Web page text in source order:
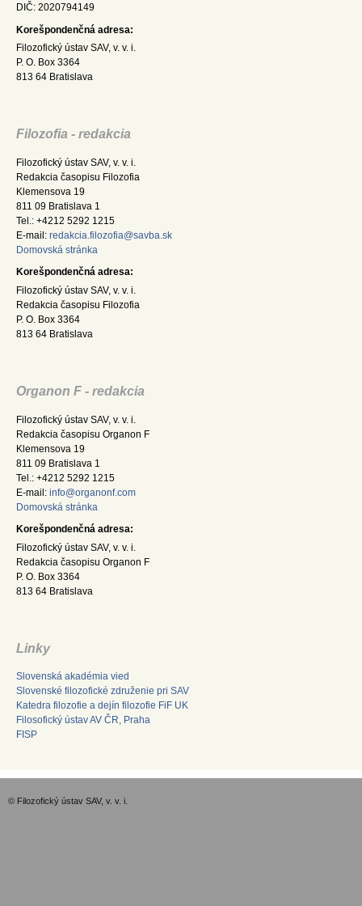
DIČ: 2020794149
Korešpondenčná adresa:
Filozofický ústav SAV, v. v. i.
P. O. Box 3364
813 64 Bratislava
Filozofia - redakcia
Filozofický ústav SAV, v. v. i.
Redakcia časopisu Filozofia
Klemensova 19
811 09 Bratislava 1
Tel.: +4212 5292 1215
E-mail: redakcia.filozofia@savba.sk
Domovská stránka
Korešpondenčná adresa:
Filozofický ústav SAV, v. v. i.
Redakcia časopisu Filozofia
P. O. Box 3364
813 64 Bratislava
Organon F - redakcia
Filozofický ústav SAV, v. v. i.
Redakcia časopisu Organon F
Klemensova 19
811 09 Bratislava 1
Tel.: +4212 5292 1215
E-mail: info@organonf.com
Domovská stránka
Korešpondenčná adresa:
Filozofický ústav SAV, v. v. i.
Redakcia časopisu Organon F
P. O. Box 3364
813 64 Bratislava
Linky
Slovenská akadémia vied
Slovenské filozofické združenie pri SAV
Katedra filozofie a dejín filozofie FiF UK
Filosofický ústav AV ČR, Praha
FISP
© Filozofický ústav SAV, v. v. i.